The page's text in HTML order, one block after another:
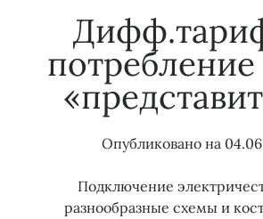
потребление
Опубликовано на
Подключение
разнообразные схемы и